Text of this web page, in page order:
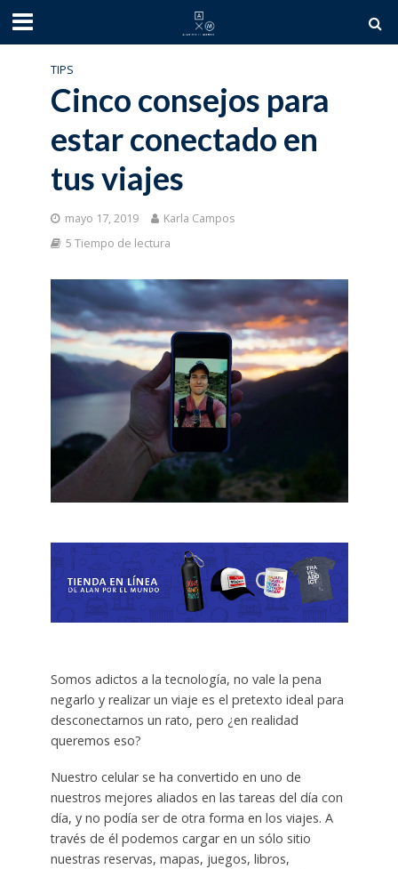
TIPS
Cinco consejos para
estar conectado en
tus viajes
mayo 17, 2019
Karla Campos
5 Tiempo de lectura
Somos adictos a la tecnología, no vale la pena
negarlo y realizar un viaje es el pretexto ideal para
desconectarnos un rato, pero ¿en realidad
queremos eso?
Nuestro celular se ha convertido en uno de
nuestros mejores aliados en las tareas del día con
día, y no podía ser de otra forma en los viajes. A
través de él podemos cargar en un sólo sitio
nuestras reservas, mapas, juegos, libros,